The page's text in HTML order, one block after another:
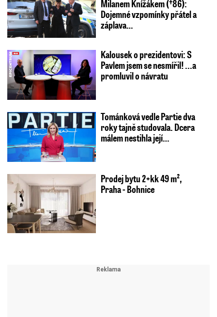
Milanem Knížákem (†86):
Dojemné vzpomínky přátel a
záplava…
Kalousek o prezidentovi: S
Pavlem jsem se nesmířil! ...a
promluvil o návratu
Tománková vedle Partie dva
roky tajně studovala. Dcera
málem nestihla její…
Prodej bytu 2+kk 49 m²,
Praha - Bohnice